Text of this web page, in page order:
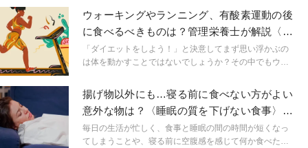
ですが、運動したのにそのあと何も考えずに好きなもの
を食べてしまうと、せっかくの運動が逆効果になってし
まう可能性があります。そこで今回は、有酸素運動のあ
とに食べない方がよいものをご紹介します。
ウォーキングやランニング、有酸素運動の後
に食べるべきものは？管理栄養士が解説〈ダ
イエット×食事〉
「ダイエットをしよう！」と決意してまず思い浮かぶの
は体を動かすことではないでしょうか？その中でもウォ
スポーツとしてチャレンジしやすいですよね。ですが、
体を動かすことと同じくらいその後に食べる食事はとて
も重要です。 そこで今回は、有酸素運動後に食べるべき
ものや食事のポイントについて解説します。
揚げ物以外にも…寝る前に食べない方がよい
意外な物は？〈睡眠の質を下げない食事〉管
理栄養士が解説
毎日の生活が忙しく、食事と睡眠の間の時間が短くなっ
てしまうことや、寝る前に空腹感を感じて何か食べたい